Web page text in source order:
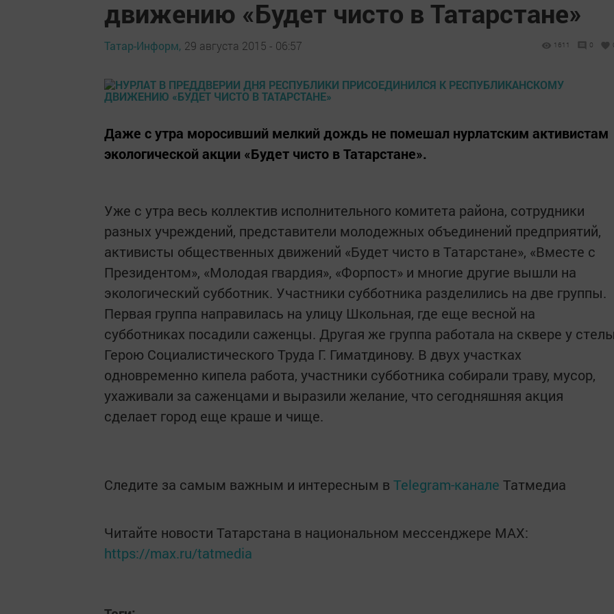
движению «Будет чисто в Татарстане»
Татар-Информ, 29 августа 2015 - 06:57 1611 0
Даже с утра моросивший мелкий дождь не помешал нурлатским активистам
экологической акции «Будет чисто в Татарстане».
Уже с утра весь коллектив исполнительного комитета района, сотрудники
разных учреждений, представители молодежных объединений предприятий,
активисты общественных движений «Будет чисто в Татарстане», «Вместе с
Президентом», «Молодая гвардия», «Форпост» и многие другие вышли на
экологический субботник. Участники субботника разделились на две группы.
Первая группа направилась на улицу Школьная, где еще весной на
субботниках посадили саженцы. Другая же группа работала на сквере у
Герою Социалистического Труда Г. Гиматдинову. В двух участках
одновременно кипела работа, участники субботника собирали траву, мусор,
ухаживали за саженцами и выразили желание, что сегодняшняя акция
сделает город еще краше и чище.
Следите за самым важным и интересным в Telegram-канале Татмедиа
Читайте новости Татарстана в национальном мессенджере MАХ:
https://max.ru/tatmedia